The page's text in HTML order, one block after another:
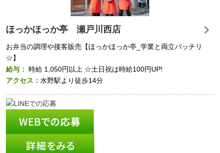
ほっかほっか亭 瀬戸川西店
お弁当の調理や接客販売【ほっかほっか亭_学業と両立バッチリ
☆】
給与： 時給 1,050円以上 ☆土日祝は時給100円UP!
アクセス： 水野駅より徒歩14分